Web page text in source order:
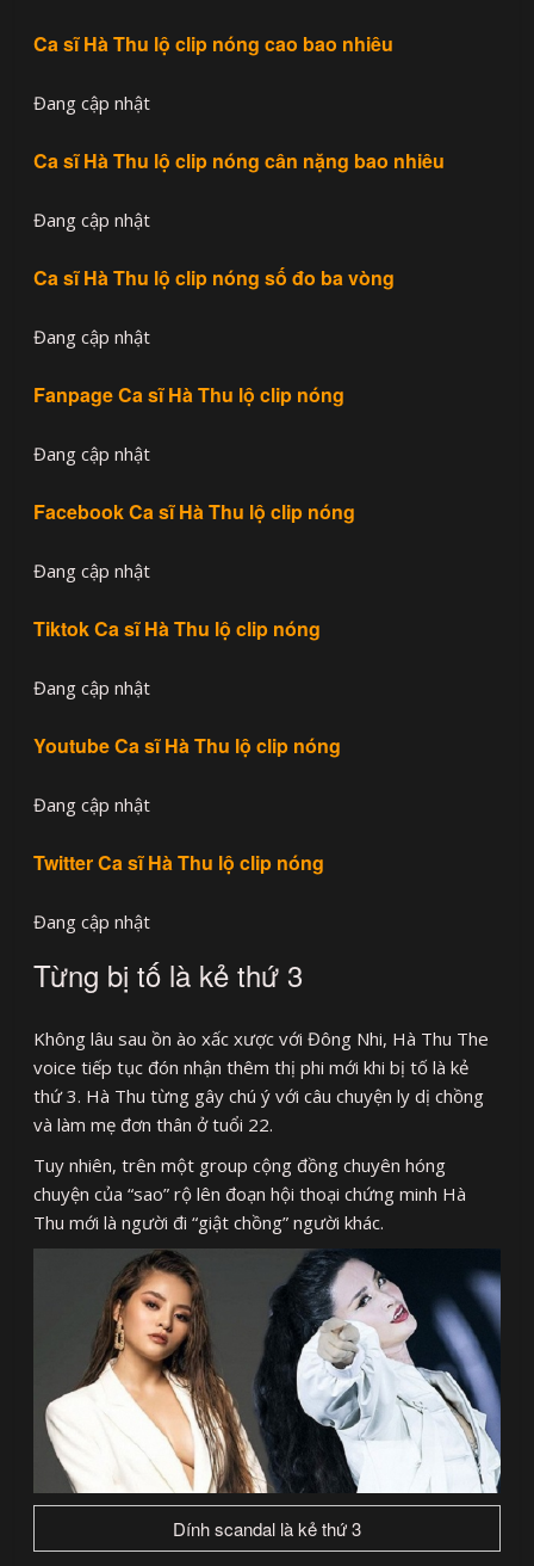
Ca sĩ Hà Thu lộ clip nóng cao bao nhiêu
Đang cập nhật
Ca sĩ Hà Thu lộ clip nóng cân nặng bao nhiêu
Đang cập nhật
Ca sĩ Hà Thu lộ clip nóng số đo ba vòng
Đang cập nhật
Fanpage Ca sĩ Hà Thu lộ clip nóng
Đang cập nhật
Facebook Ca sĩ Hà Thu lộ clip nóng
Đang cập nhật
Tiktok Ca sĩ Hà Thu lộ clip nóng
Đang cập nhật
Youtube Ca sĩ Hà Thu lộ clip nóng
Đang cập nhật
Twitter Ca sĩ Hà Thu lộ clip nóng
Đang cập nhật
Từng bị tố là kẻ thứ 3
Không lâu sau ồn ào xấc xược với Đông Nhi, Hà Thu The
voice tiếp tục đón nhận thêm thị phi mới khi bị tố là kẻ
thứ 3. Hà Thu từng gây chú ý với câu chuyện ly dị chồng
và làm mẹ đơn thân ở tuổi 22.
Tuy nhiên, trên một group cộng đồng chuyên hóng
chuyện của “sao” rộ lên đoạn hội thoại chứng minh Hà
Thu mới là người đi “giật chồng” người khác.
Dính scandal là kẻ thứ 3